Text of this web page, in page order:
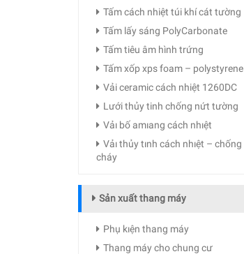
Tấm cách nhiệt túi khí cát tường
Tấm lấy sáng PolyCarbonate
Tấm tiêu âm hình trứng
Tấm xốp xps foam – polystyrene
Vải ceramic cách nhiệt 1260DC
Lưới thủy tinh chống nứt tường
Vảı bố amıang cách nhıệt
Vảı thủy tınh cách nhıệt – chống
cháy
Sản xuất thang máy
Phụ kıện thang máy
Thang máy cho chung cư